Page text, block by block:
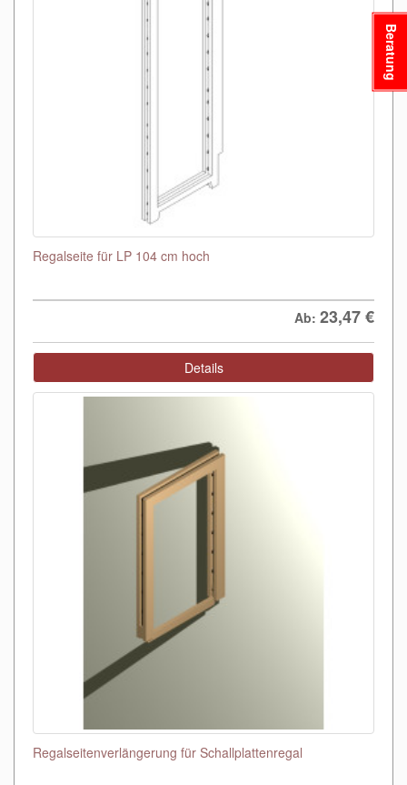
Regalseite für LP 104 cm hoch
Ab: 23,47€
Details
Regalseitenverlängerung für Schallplattenregal
Beratung